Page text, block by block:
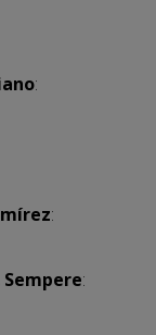
:
:
Sempere: